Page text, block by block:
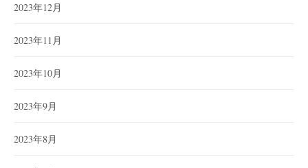
2023年12月
2023年11月
2023年10月
2023年9月
2023年8月